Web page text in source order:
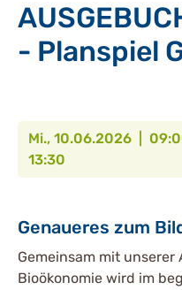
- Planspiel
Mi., 10.06.2026 |
13:30
Genaueres zum
Gemeinsam mit unserer
Bioökonomie wird im